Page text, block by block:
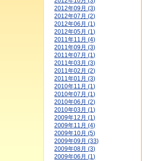
2012年09月 (3)
2012年07月 (2)
2012年06月 (1)
2012年05月 (1)
2011年11月 (4)
2011年09月 (3)
2011年07月 (1)
2011年03月 (3)
2011年02月 (2)
2011年01月 (3)
2010年11月 (1)
2010年07月 (1)
2010年06月 (2)
2010年03月 (1)
2009年12月 (1)
2009年11月 (4)
2009年10月 (5)
2009年09月 (33)
2009年08月 (3)
2009年06月 (1)